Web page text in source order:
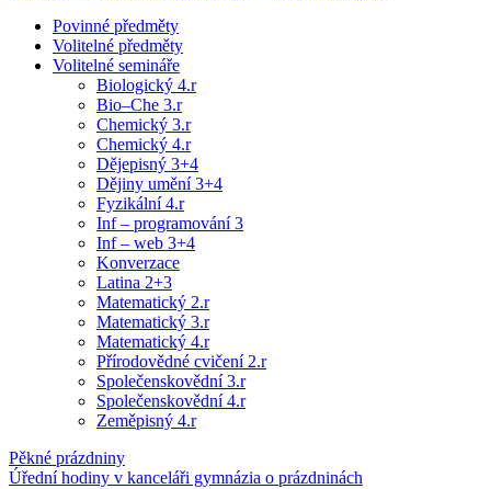
Povinné předměty
Volitelné předměty
Volitelné semináře
Biologický 4.r
Bio–Che 3.r
Chemický 3.r
Chemický 4.r
Dějepisný 3+4
Dějiny umění 3+4
Fyzikální 4.r
Inf – programování 3
Inf – web 3+4
Konverzace
Latina 2+3
Matematický 2.r
Matematický 3.r
Matematický 4.r
Přírodovědné cvičení 2.r
Společenskovědní 3.r
Společenskovědní 4.r
Zeměpisný 4.r
Pěkné prázdniny
Úřední hodiny v kanceláři gymnázia o prázdninách